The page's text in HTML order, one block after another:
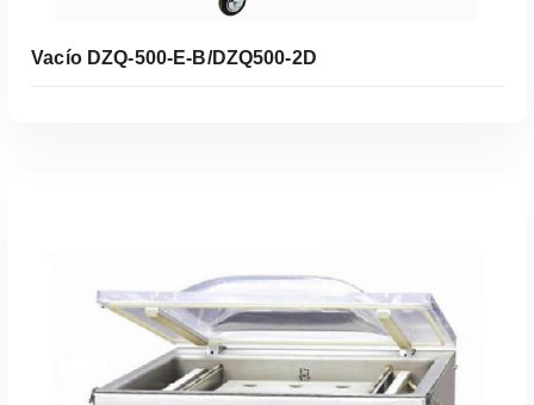
Vacío DZQ-500-E-B/DZQ500-2D